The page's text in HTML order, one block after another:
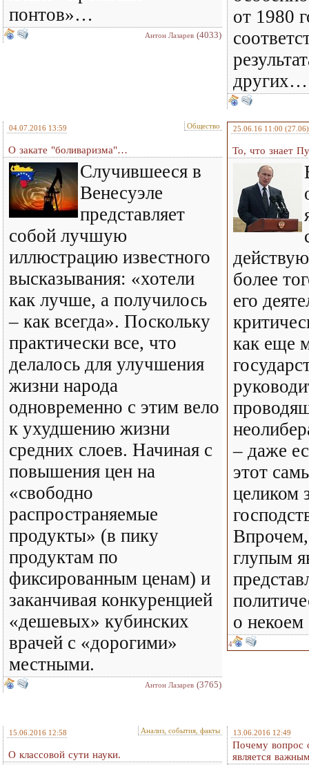
понтов»…
Антон Лазарев (4033)
от 1980
других…
04.07.2016 13:59 Общество
О закате "боливаризма"…
Случившееся в
Венесуэле
представляет
собой лучшую
иллюстрацию известного
высказывания: «хотели
как лучше, а получилось
– как всегда». Поскольку
практически все, что
делалось для улучшения
жизни народа
одновременно с этим вело
к ухудшению жизни
средних слоев. Начиная с
повышения цен на
«свободно
распространяемые
продукты» (в пику
продуктам по
фиксированным ценам) и
заканчивая конкуренцией
«дешевых» кубинских
врачей с «дорогими»
местными.
Антон Лазарев (3765)
25.06.16 11:00 (27.06)
То, что знает
более
его
как еще
– даже
этот
целиком
глупым
о
4
15.06.2016 12:58 Анализ, события, факты
О классовой сути науки.
13.06.2016 12:49
Почему вопрос
является